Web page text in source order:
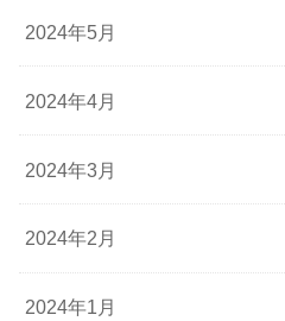
2024年5月
2024年4月
2024年3月
2024年2月
2024年1月